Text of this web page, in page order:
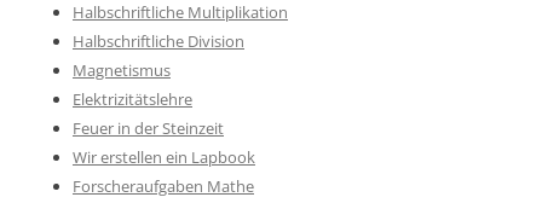
Halbschriftliche Multiplikation
Halbschriftliche Division
Magnetismus
Elektrizitätslehre
Feuer in der Steinzeit
Wir erstellen ein Lapbook
Forscheraufgaben Mathe